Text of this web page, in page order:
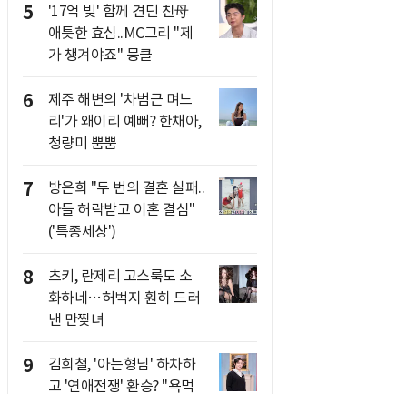
5
'17억 빚' 함께 견딘 친母
애틋한 효심..MC그리 "제
가 챙겨야죠" 뭉클
6
제주 해변의 '차범근 며느
리'가 왜이리 예뻐? 한채아,
청량미 뿜뿜
7
방은희 "두 번의 결혼 실패..
아들 허락받고 이혼 결심"
('특종세상')
8
츠키, 란제리 고스룩도 소
화하네…허벅지 훤히 드러
낸 만찢녀
9
김희철, '아는형님' 하차하
고 '연애전쟁' 환승? "욕먹